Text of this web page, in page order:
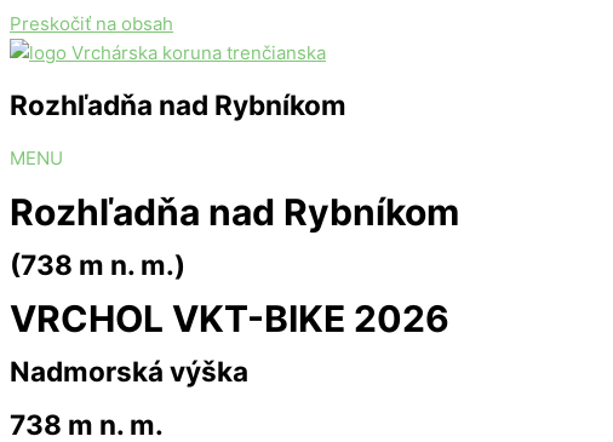
Preskočiť na obsah
Rozhľadňa nad Rybníkom
MENU
Rozhľadňa nad Rybníkom
(738 m n. m.)
VRCHOL VKT-BIKE 2026
Nadmorská výška
738 m n. m.